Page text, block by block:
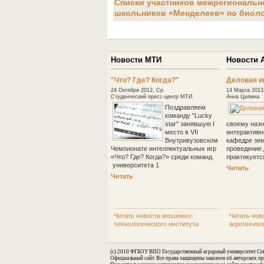
Списки участников
школьников «Менделеев» по
Новости МТИ
"Что? Где? Когда?"
24 Октября 2012, Ср
Студенческий пресс-центр МТИ
Поздравляем
команду "Lucky
star" занявшую I
место в VII
Внутривузовском
Чемпионате интеллектуальных игр
«Что? Где? Когда?» среди команд
университета 1
Читать
Новости
Деловая
14 Марта
Анна Цилина
своему
кафедре
проведение
Читать
Читать новости механико-
технологического института
Читать
(c) 2010 ФГБОУ ВПО Государственный аграрный университет
Официальный сайт. Все права защищены законом об авторских